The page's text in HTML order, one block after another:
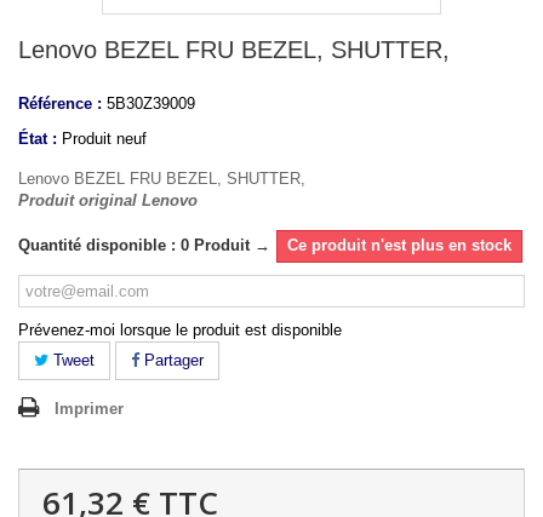
Lenovo BEZEL FRU BEZEL, SHUTTER,
Référence : 5B30Z39009
État : Produit neuf
Lenovo BEZEL FRU BEZEL, SHUTTER,
Produit original Lenovo
Quantité disponible : 0 Produit → Ce produit n'est plus en stock
Prévenez-moi lorsque le produit est disponible
Tweet
Partager
Imprimer
61,32 € TTC